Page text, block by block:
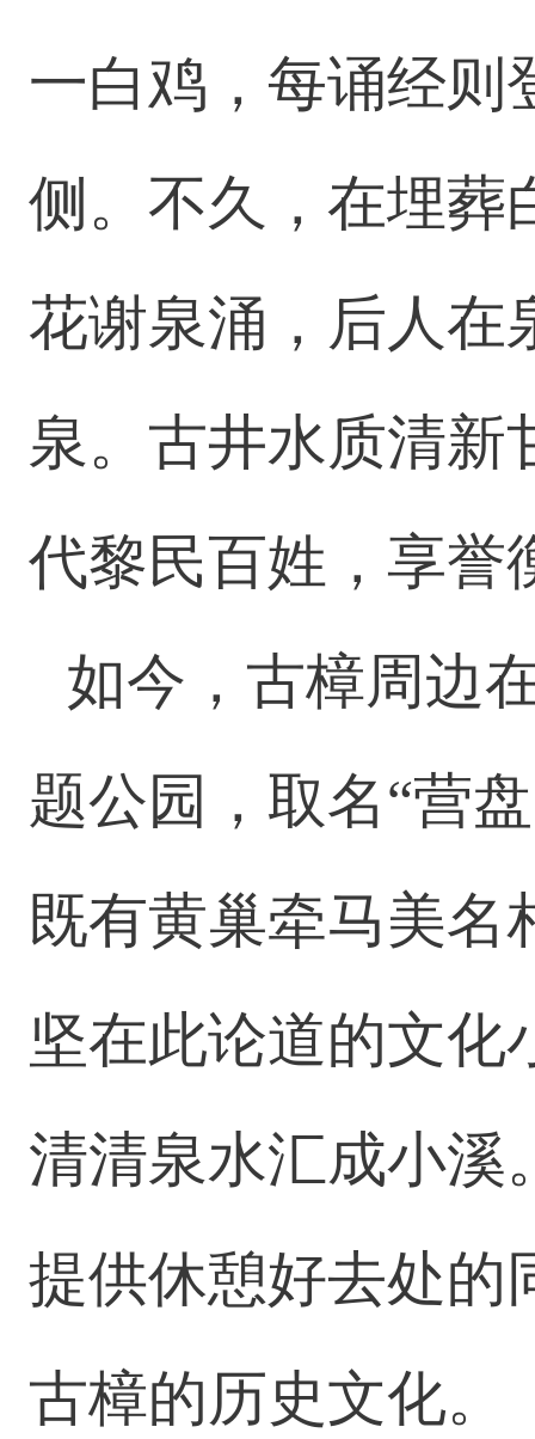
一白鸡，每诵经则
侧。不久，在埋葬
花谢泉涌，后人在
泉。古井水质清新
代黎民百姓
如今，古樟周边
题公园，取名“营
既有黄巢牵马美名
坚在此论道的文化
清清泉水汇成小溪
提供休憩好去处的
古樟的历史文化。